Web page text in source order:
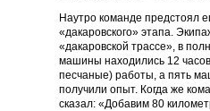
Наутро команде предстоял
«дакаровского» этапа.
«дакаровской трассе», в
машины находились 12
песчаные) работы, а пять
получили опыт. Когда же
сказал: «Добавим 80